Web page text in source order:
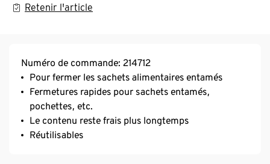
Retenir l'article
Numéro de commande: 214712
Pour fermer les sachets alimentaires entamés
Fermetures rapides pour sachets entamés,
pochettes, etc.
Le contenu reste frais plus longtemps
Réutilisables